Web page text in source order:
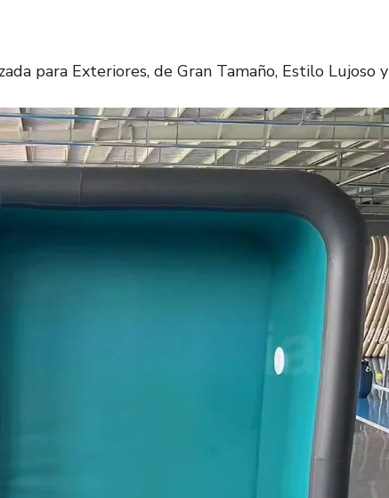
para Exteriores, de Gran Tamaño, Estilo Lujoso y